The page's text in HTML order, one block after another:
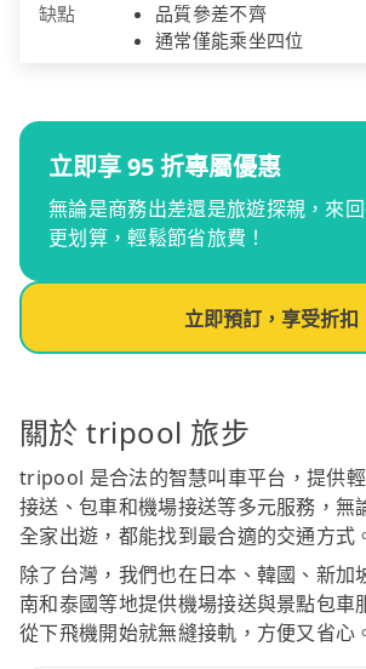
缺點
品質參差不齊
通常僅能乘坐四位
立即享 95 折專屬優惠
無論是商務出差還是旅遊探親，來
更划算，輕鬆節省旅費！
立即預訂，享受折扣
關於 tripool 旅步
tripool 是合法的智慧叫車平台，提供
接送、包車和機場接送等多元服務，無
全家出遊，都能找到最合適的交通方式
除了台灣，我們也在日本、韓國、新加
南和泰國等地提供機場接送與景點包車
從下飛機開始就無縫接軌，方便又省心